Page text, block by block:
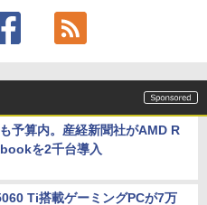
予算内。産経新聞社がAMD R
を2千台導入
Ti搭載ゲーミングPCが7万